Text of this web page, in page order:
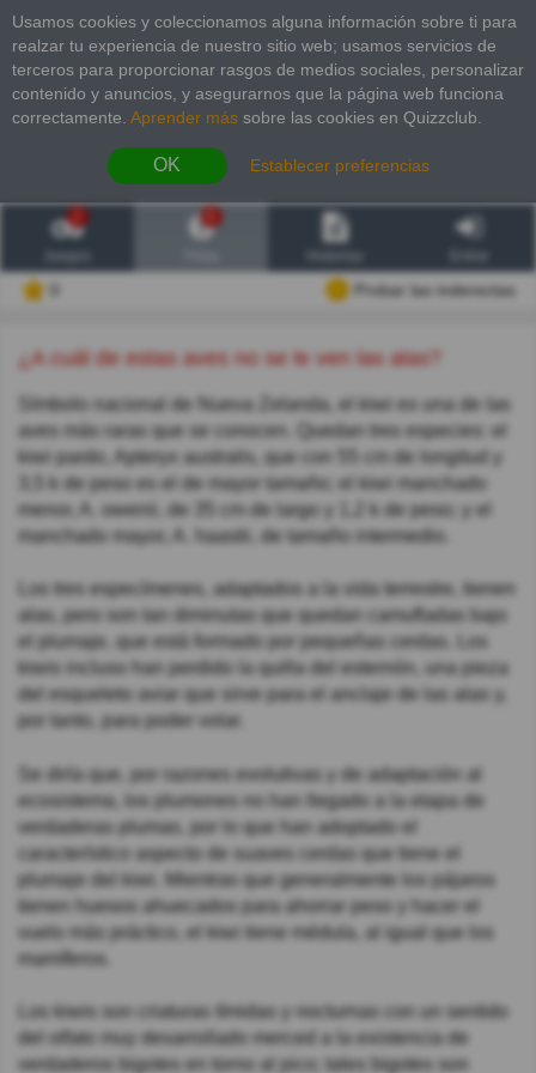
Usamos cookies y coleccionamos alguna información sobre ti para
realzar tu experiencia de nuestro sitio web; usamos servicios de
terceros para proporcionar rasgos de medios sociales, personalizar
contenido y anuncios, y asegurarnos que la página web funciona
correctamente. Aprender más sobre las cookies en Quizzclub.
OK Establecer preferencias
2
Probar las inderectas
¿A cuál de estas aves no se le ven las alas?
Símbolo nacional de Nueva Zelanda, el kiwi es una de las
aves más raras que se conocen. Quedan tres especies: el
kiwi pardo, Apteryx australis, que con 55 cm de longitud y
3,5 k de peso es el de mayor tamaño; el kiwi manchado
menor, A. owenii, de 35 cm de largo y 1,2 k de peso; y el
manchado mayor, A. haastii, de tamaño intermedio.
Los tres especímenes, adaptados a la vida terrestre, tienen
alas, pero son tan diminutas que quedan camufladas bajo
el plumaje, que está formado por pequeñas cerdas. Los
kiwis incluso han perdido la quilla del esternón, una pieza
del esqueleto aviar que sirve para el anclaje de las alas y,
por tanto, para poder volar.
Se diría que, por razones evolutivas y de adaptación al
ecosistema, los plumones no han llegado a la etapa de
verdaderas plumas, por lo que han adoptado el
característico aspecto de suaves cerdas que tiene el
plumaje del kiwi. Mientras que generalmente los pájaros
tienen huesos ahuecados para ahorrar peso y hacer el
vuelo más práctico, el kiwi tiene médula, al igual que los
mamíferos.
Los kiwis son criaturas tímidas y nocturnas con un sentido
del olfato muy desarrollado merced a la existencia de
verdaderos bigotes en torno al pico; tales bigotes son